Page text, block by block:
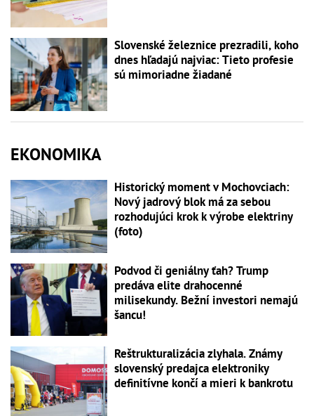
Slovenské železnice prezradili, koho
dnes hľadajú najviac: Tieto profesie
sú mimoriadne žiadané
EKONOMIKA
Historický moment v Mochovciach:
Nový jadrový blok má za sebou
rozhodujúci krok k výrobe elektriny
(foto)
Podvod či geniálny ťah? Trump
predáva elite drahocenné
milisekundy. Bežní investori nemajú
šancu!
Reštrukturalizácia zlyhala. Známy
slovenský predajca elektroniky
definitívne končí a mieri k bankrotu